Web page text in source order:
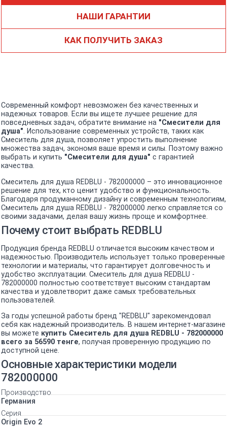
НАШИ ГАРАНТИИ
КАК ПОЛУЧИТЬ ЗАКАЗ
Современный комфорт невозможен без качественных и
надежных товаров. Если вы ищете лучшее решение для
повседневных задач, обратите внимание на "Смесители для
душа". Использование современных устройств, таких как
Смеситель для душа, позволяет упростить выполнение
множества задач, экономя ваше время и силы. Поэтому важно
выбрать и купить "Смесители для душа" с гарантией
качества.
Смеситель для душа REDBLU - 782000000 – это инновационное
решение для тех, кто ценит удобство и функциональность.
Благодаря продуманному дизайну и современным технологиям,
Смеситель для душа REDBLU - 782000000 легко справляется со
своими задачами, делая вашу жизнь проще и комфортнее.
Почему стоит выбрать REDBLU
Продукция бренда REDBLU отличается высоким качеством и
надежностью. Производитель использует только проверенные
технологии и материалы, что гарантирует долговечность и
удобство эксплуатации. Смеситель для душа REDBLU -
782000000 полностью соответствует высоким стандартам
качества и удовлетворит даже самых требовательных
пользователей.
За годы успешной работы бренд "REDBLU" зарекомендовал
себя как надежный производитель. В нашем интернет-магазине
вы можете купить Смеситель для душа REDBLU - 782000000
всего за 56590 тенге, получая проверенную продукцию по
доступной цене.
Основные характеристики модели
782000000
Производство
Германия
Серия
Origin Evo 2